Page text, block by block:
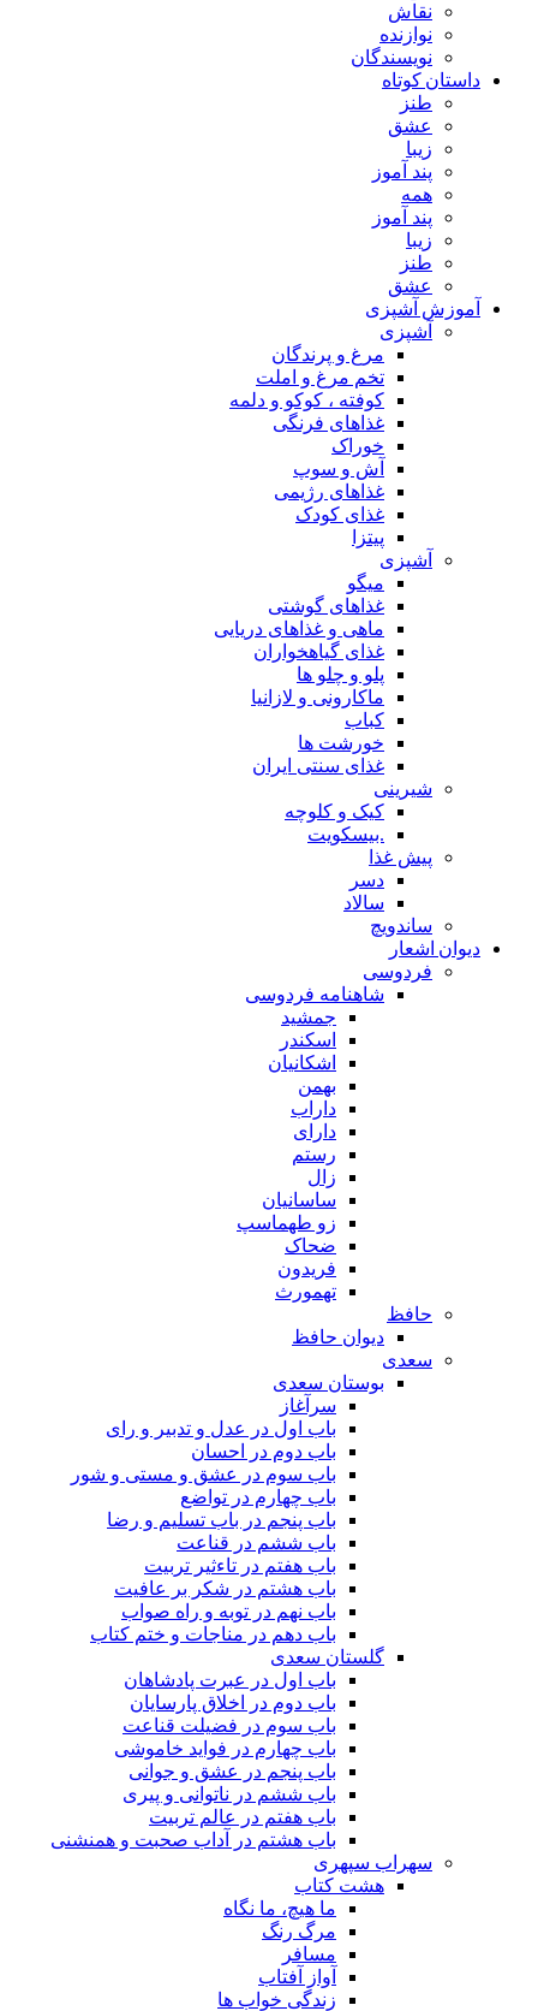
نقاش
نوازنده
نویسندگان
داستان کوتاه
طنز
عشق
زیبا
پند آموز
همه
پند آموز
زیبا
طنز
عشق
آموزش آشپزی
آشپزی
مرغ و پرندگان
تخم مرغ و املت
کوفته ، کوکو و دلمه
غذاهای فرنگی
خوراک
آش و سوپ
غذاهای رژیمی
غذای کودک
پیتزا
آشپزی
میگو
غذاهای گوشتی
ماهی و غذاهای دریایی
غذای گیاهخواران
پلو و چلو ها
ماکارونی و لازانیا
کباب
خورشت ها
غذای سنتی ایران
شیرینی
کیک و کلوچه
.بیسکویت
پیش غذا
دسر
سالاد
ساندویچ
دیوان اشعار
فردوسی
شاهنامه فردوسی
جمشید
اسکندر
اشکانیان
بهمن
داراب
دارای
رستم
زال
ساسانیان
زو طهماسپ‏
ضحاک
فریدون
تهمورث
حافظ
دیوان حافظ
سعدی
بوستان سعدی
سرآغاز
باب اول در عدل و تدبیر و رای
باب دوم در احسان
باب سوم در عشق و مستی و شور
باب چهارم در تواضع
باب پنجم در باب تسلیم و رضا
باب ششم در قناعت
باب هفتم در تاءثیر تربیت
باب هشتم در شکر بر عافیت
باب نهم در توبه و راه صواب
باب دهم در مناجات و ختم کتاب
گلستان سعدی
باب اول در عبرت پادشاهان
باب دوم در اخلاق پارسایان
باب سوم در فضیلت قناعت
باب چهارم در فواید خاموشى
باب پنجم در عشق و جوانى
باب ششم در ناتوانى و پیرى
باب هفتم در عالم تربیت
باب هشتم در آداب صحبت و همنشنى
سهراب سپهری
هشت کتاب
ما هیچ، ما نگاه
مرگ رنگ
مسافر
آواز آفتاب
زندگی خواب ها